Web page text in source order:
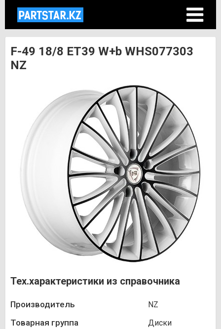
F-49 18/8 ET39 W+b WHS077303
NZ
Тех.характеристики из справочника
Производитель NZ
Товарная группа Диски